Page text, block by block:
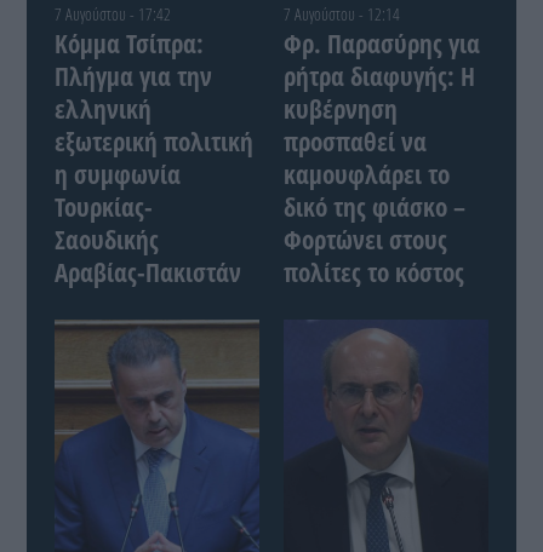
7 Αυγούστου - 17:42
Κόμμα Τσίπρα:
Πλήγμα για την
ελληνική
εξωτερική πολιτική
η συμφωνία
Τουρκίας-
Σαουδικής
Αραβίας-Πακιστάν
7 Αυγούστου - 12:14
Φρ. Παρασύρης για
ρήτρα διαφυγής: Η
κυβέρνηση
προσπαθεί να
καμουφλάρει το
δικό της φιάσκο –
Φορτώνει στους
πολίτες το κόστος